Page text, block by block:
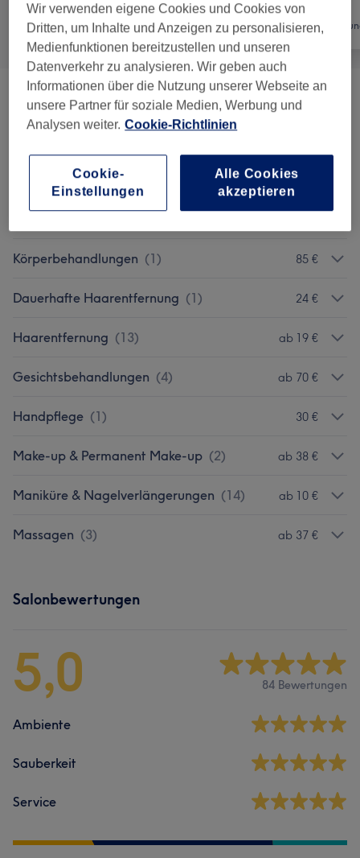
Alle Nägel
Beratung (1)
Augenbrauen Formen & Design 3) ab 17 €
Körperbehandlungen (1) 85 €
Dauerhafte Haarentfernung (1) 24 €
Haarentfernung (13) ab 19 €
Gesichtsbehandlungen (4) ab 70 €
Handpflege (1) 30 €
Make-up & Permanent Make-up (2) ab 38 €
Maniküre & Nagelverlängerungen (14) ab 10 €
Massagen (3) ab 37 €
Salonbewertungen
5,0 84 Bewertungen
Ambiente
Sauberkeit
Service
Wir verwenden eigene Cookies und Cookies von
Dritten, um Inhalte und Anzeigen zu personalisieren,
Medienfunktionen bereitzustellen und unseren
Datenverkehr zu analysieren. Wir geben auch
Informationen über die Nutzung unserer Webseite an
unsere Partner für soziale Medien, Werbung und
Analysen weiter. Cookie-Richtlinien
Alle Cookies
akzeptieren
Cookie-
Einstellungen